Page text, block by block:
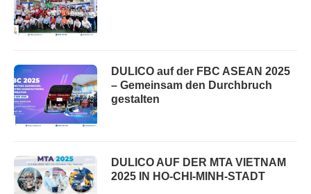
DULICO auf der FBC ASEAN 2025
– Gemeinsam den Durchbruch
gestalten
DULICO AUF DER MTA VIETNAM
2025 IN HO-CHI-MINH-STADT